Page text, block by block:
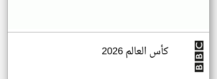
كأس العالم 2026